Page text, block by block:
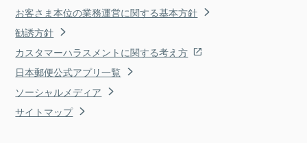
お客さま本位の業務運営に関する基本方針
勧誘方針
カスタマーハラスメントに関する考え方
日本郵便公式アプリ一覧
ソーシャルメディア
サイトマップ